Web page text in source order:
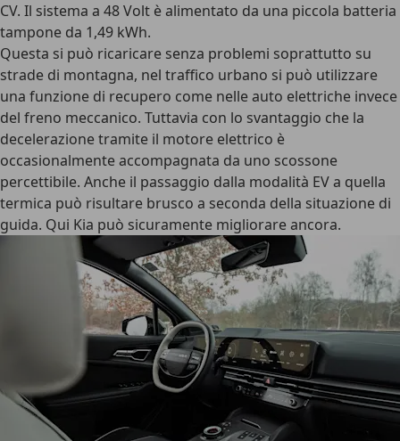
CV. Il sistema a 48 Volt è alimentato da una piccola batteria
tampone da 1,49 kWh.
Questa si può ricaricare senza problemi soprattutto su
strade di montagna, nel traffico urbano si può utilizzare
una funzione di recupero come nelle auto elettriche invece
del freno meccanico. Tuttavia con lo svantaggio che la
decelerazione tramite il motore elettrico è
occasionalmente accompagnata da uno scossone
percettibile. Anche il passaggio dalla modalità EV a quella
termica può risultare brusco a seconda della situazione di
guida. Qui Kia può sicuramente migliorare ancora.